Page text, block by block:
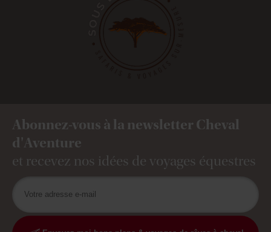
Abonnez-vous à la newsletter Cheval
d'Aventure
et recevez nos idées de voyages équestres